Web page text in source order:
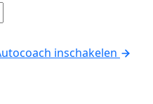
inschakelen